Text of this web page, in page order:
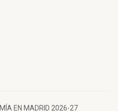
EN MADRID 2026-27